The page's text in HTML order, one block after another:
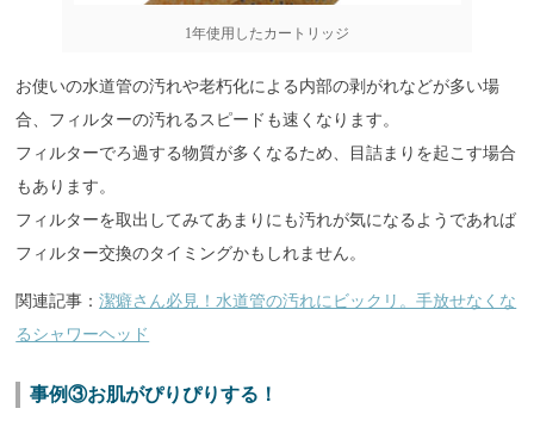
1年使用したカートリッジ
お使いの水道管の汚れや老朽化による内部の剥がれなどが多い場
合、フィルターの汚れるスピードも速くなります。
フィルターでろ過する物質が多くなるため、目詰まりを起こす場合
もあります。
フィルターを取出してみてあまりにも汚れが気になるようであれば
フィルター交換のタイミングかもしれません。
関連記事：潔癖さん必見！水道管の汚れにビックリ。手放せなくな
るシャワーヘッド
事例③お肌がぴりぴりする！